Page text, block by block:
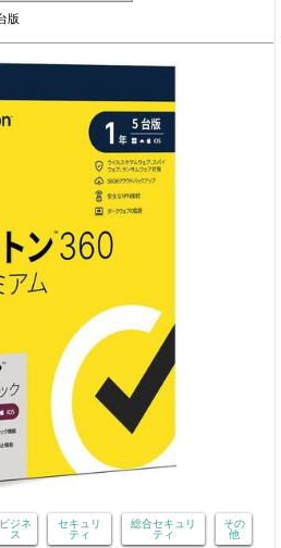
版
ビジネ
ス
セキュリ
ティ
総合セキュリ
ティ
その
他